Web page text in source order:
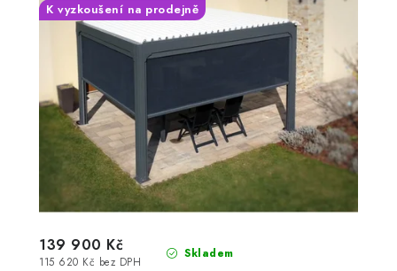
K vyzkoušení na prodejně
Skladem
115 620 Kč bez DPH
139 900 Kč